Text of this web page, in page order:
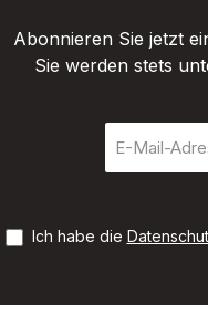
Abonnieren Sie jetzt
Sie werden stets
Mail-
Adresse
Ich habe die